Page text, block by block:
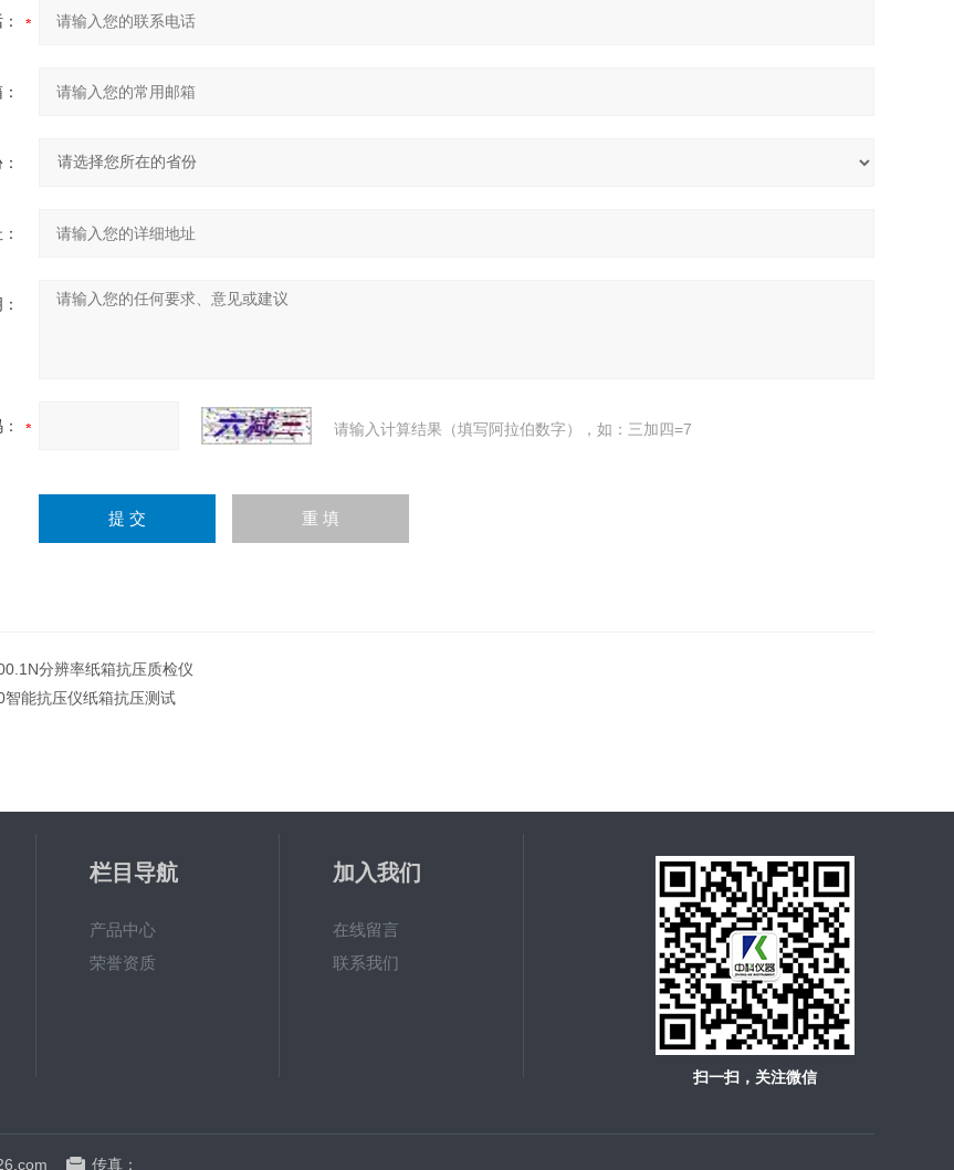
请输入计算结果（填写阿拉伯数字），如：三加四=7
分辨率纸箱抗压质检仪
智能抗压仪纸箱抗压测试
栏目导航
产品中心
荣誉资质
加入我们
在线留言
联系我们
扫一扫，关注微信
传真：